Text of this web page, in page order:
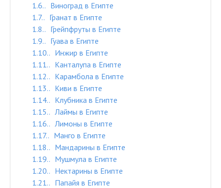
1.6.
Виноград в Египте
1.7.
Гранат в Египте
1.8.
Грейпфруты в Египте
1.9.
Гуава в Египте
1.10.
Инжир в Египте
1.11.
Канталупа в Египте
1.12.
Карамбола в Египте
1.13.
Киви в Египте
1.14.
Клубника в Египте
1.15.
Лаймы в Египте
1.16.
Лимоны в Египте
1.17.
Манго в Египте
1.18.
Мандарины в Египте
1.19.
Мушмула в Египте
1.20.
Нектарины в Египте
1.21.
Папайя в Египте